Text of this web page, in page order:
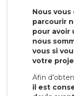
Nous
parcourir
pour avoir
nous
vous si
votre
Afin
il est